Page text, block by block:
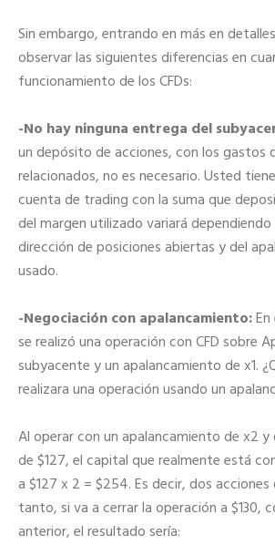
Sin embargo, entrando en más en
observar las siguientes diferencias en
funcionamiento de los CFDs:
-No hay ninguna entrega del
un depósito de acciones, con los gastos
relacionados, no es necesario. Usted
cuenta de trading con la suma que
del margen utilizado variará
dirección de posiciones abiertas y del
usado.
-Negociación con apalancamiento:
se realizó una operación con CFD sobre
subyacente y un apalancamiento de x1.
realizara una operación usando un
Al operar con un apalancamiento de x2 y
de $127, el capital que realmente está
a $127 x 2 = $254. Es decir, dos
tanto, si va a cerrar la operación a $130,
anterior, el resultado sería: